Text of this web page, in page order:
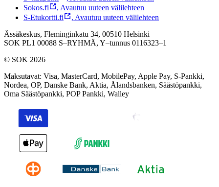
Sokos.fi
, Avautuu uuteen välilehteen
S-Etukortti.fi
, Avautuu uuteen välilehteen
Ässäkeskus, Fleminginkatu 34, 00510 Helsinki
SOK PL1 00088 S–RYHMÄ, Y–tunnus 0116323–1
© SOK 2026
Maksutavat: Visa, MasterCard, MobilePay, Apple Pay, S-Pankki,
Nordea, OP, Danske Bank, Aktia, Ålandsbanken, Säästöpankki,
Oma Säästöpankki, POP Pankki, Walley